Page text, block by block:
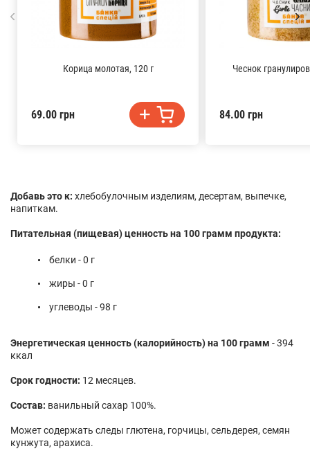
Добавь это к: хлебобулочным изделиям, десертам, выпечке,
напиткам.
Питательная (пищевая) ценность на 100 грамм продукта:
белки - 0 г
жиры - 0 г
углеводы - 98 г
Энергетическая ценность (калорийность) на 100 грамм - 394
ккал
Срок годности: 12 месяцев.
Состав: ванильный сахар 100%.
Может содержать следы глютена, горчицы, сельдерея, семян
кунжута, арахиса.
Корица молотая, 120 г
69.00 грн
Чеснок
84.00 грн